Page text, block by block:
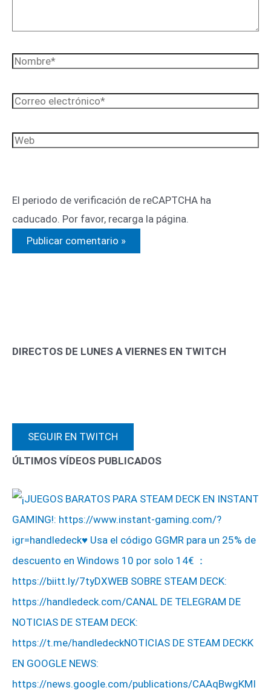
Nombre*
Correo
Web
El periodo de verificación de reCAPTCHA ha
caducado. Por favor, recarga la página.
DIRECTOS DE LUNES A VIERNES EN TWITCH
SEGUIR EN TWITCH
ÚLTIMOS VÍDEOS PUBLICADOS